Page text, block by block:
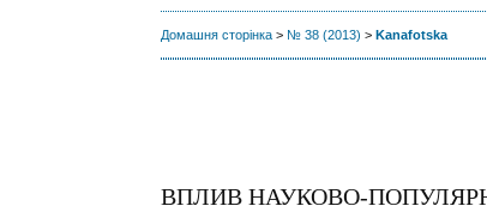
Домашня сторінка > № 38 (2013) >Kanafotska
ВПЛИВ НАУКОВО-